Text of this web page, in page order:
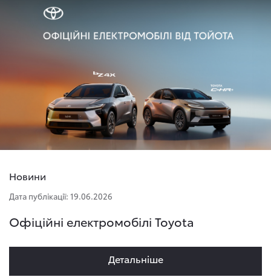
Новини
Дата публікації: 19.06.2026
Офіційні електромобілі Toyota
Детальнiше